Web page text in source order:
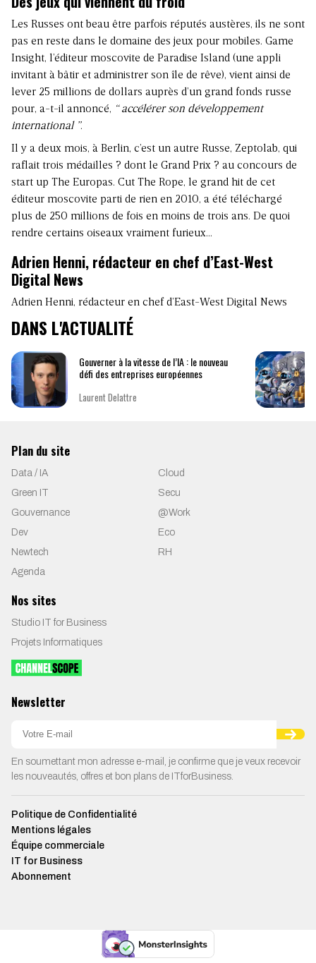
Les Russes ont beau être parfois réputés austères, ils ne sont
pas en reste dans le domaine des jeux pour mobiles. Game
Insight, l’éditeur moscovite de Paradise Island (une appli
invitant à bâtir et administrer son île de rêve), vient ainsi de
lever 25 millions de dollars auprès d’un grand fonds russe
pour, a-t-il annoncé, “ accélérer son développement
international ”.
Il y a deux mois, à Berlin, c’est un autre Russe, Zeptolab, qui
raflait trois médailles ? dont le Grand Prix ? au concours de
start up The Europas. Cut The Rope, le grand hit de cet
éditeur moscovite parti de rien en 2010, a été téléchargé
plus de 250 millions de fois en moins de trois ans. De quoi
rendre certains oiseaux vraiment furieux…
Adrien Henni, rédacteur en chef d’East-West
Digital News
Adrien Henni, rédacteur en chef d’East-West Digital News
DANS L'ACTUALITÉ
Gouverner à la vitesse de l’IA : le nouveau
défi des entreprises européennes
Laurent Delattre
Plan du site
Data / IA
Cloud
Green IT
Secu
Gouvernance
@Work
Dev
Eco
Newtech
RH
Agenda
Nos sites
Studio IT for Business
Projets Informatiques
Newsletter
En soumettant mon adresse e-mail, je confirme que je veux recevoir
les nouveautés, offres et bon plans de ITforBusiness.
Politique de Confidentialité
Mentions légales
Équipe commerciale
IT for Business
Abonnement